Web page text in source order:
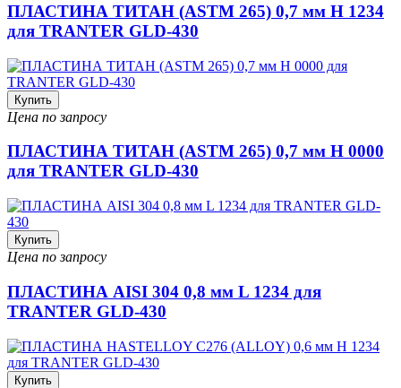
ПЛАСТИНА ТИТАН (ASTM 265) 0,7 мм H 1234
для TRANTER GLD-430
Купить
Цена по запросу
ПЛАСТИНА ТИТАН (ASTM 265) 0,7 мм H 0000
для TRANTER GLD-430
Купить
Цена по запросу
ПЛАСТИНА AISI 304 0,8 мм L 1234 для
TRANTER GLD-430
Купить